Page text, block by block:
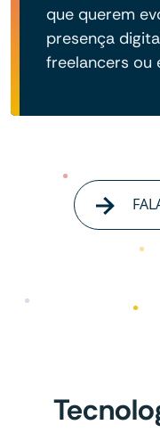
que querem
presença
freelancers ou